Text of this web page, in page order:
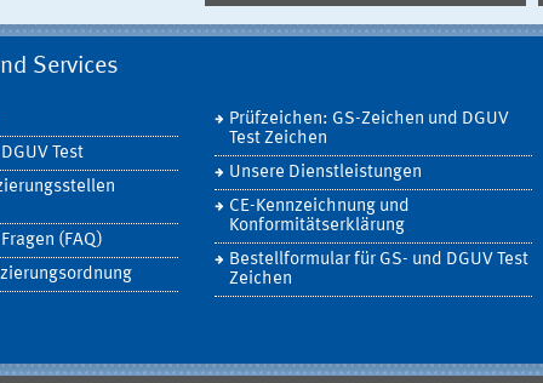
Services
Test
(FAQ)
Prüfzeichen: GS-Zeichen und DGUV
Test Zeichen
Unsere Dienstleistungen
CE-Kennzeichnung und
Konformitätserklärung
Bestellformular für GS- und DGUV Test
Zeichen